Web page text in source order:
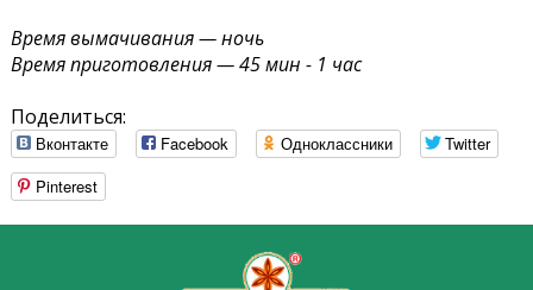
Время вымачивания — ночь
Время приготовления — 45 мин - 1 час
Поделиться:
Вконтакте Facebook Одноклассники
Twitter
Pinterest